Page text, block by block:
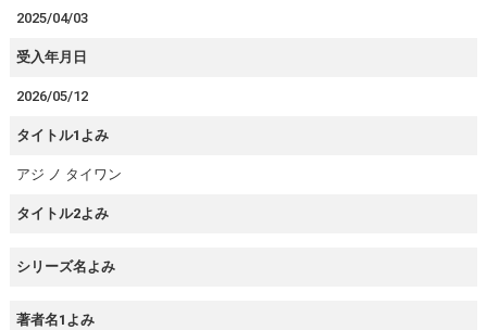
2025/04/03
受入年月日
2026/05/12
タイトル1よみ
アジ ノ タイワン
タイトル2よみ
シリーズ名よみ
著者名1よみ